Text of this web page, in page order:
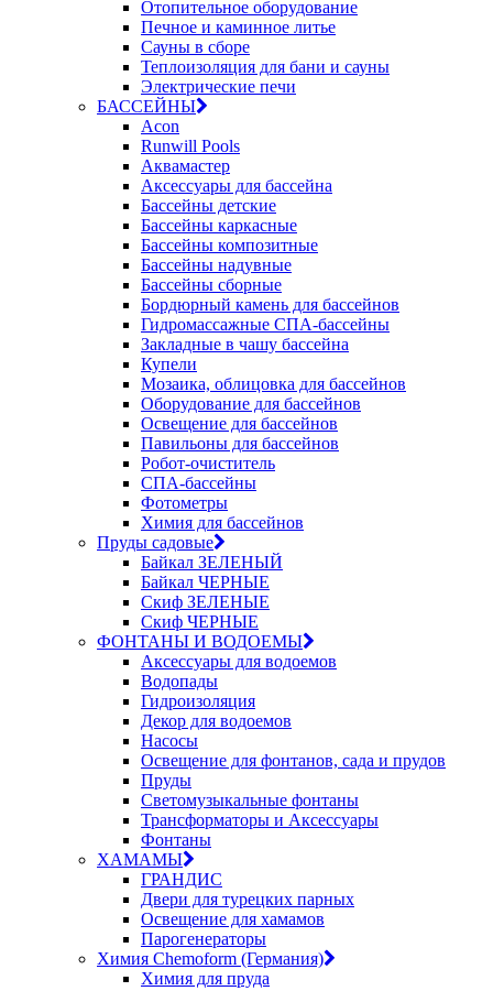
Отопительное оборудование
Печное и каминное литье
Сауны в сборе
Теплоизоляция для бани и сауны
Электрические печи
БАССЕЙНЫ
Acon
Runwill Pools
Аквамастер
Аксессуары для бассейна
Бассейны детские
Бассейны каркасные
Бассейны композитные
Бассейны надувные
Бассейны сборные
Бордюрный камень для бассейнов
Гидромассажные СПА-бассейны
Закладные в чашу бассейна
Купели
Мозаика, облицовка для бассейнов
Оборудование для бассейнов
Освещение для бассейнов
Павильоны для бассейнов
Робот-очиститель
СПА-бассейны
Фотометры
Химия для бассейнов
Пруды садовые
Байкал ЗЕЛЕНЫЙ
Байкал ЧЕРНЫЕ
Скиф ЗЕЛЕНЫЕ
Скиф ЧЕРНЫЕ
ФОНТАНЫ И ВОДОЕМЫ
Аксессуары для водоемов
Водопады
Гидроизоляция
Декор для водоемов
Насосы
Освещение для фонтанов, сада и прудов
Пруды
Светомузыкальные фонтаны
Трансформаторы и Аксессуары
Фонтаны
ХАМАМЫ
ГРАНДИС
Двери для турецких парных
Освещение для хамамов
Парогенераторы
Химия Chemoform (Германия)
Химия для пруда